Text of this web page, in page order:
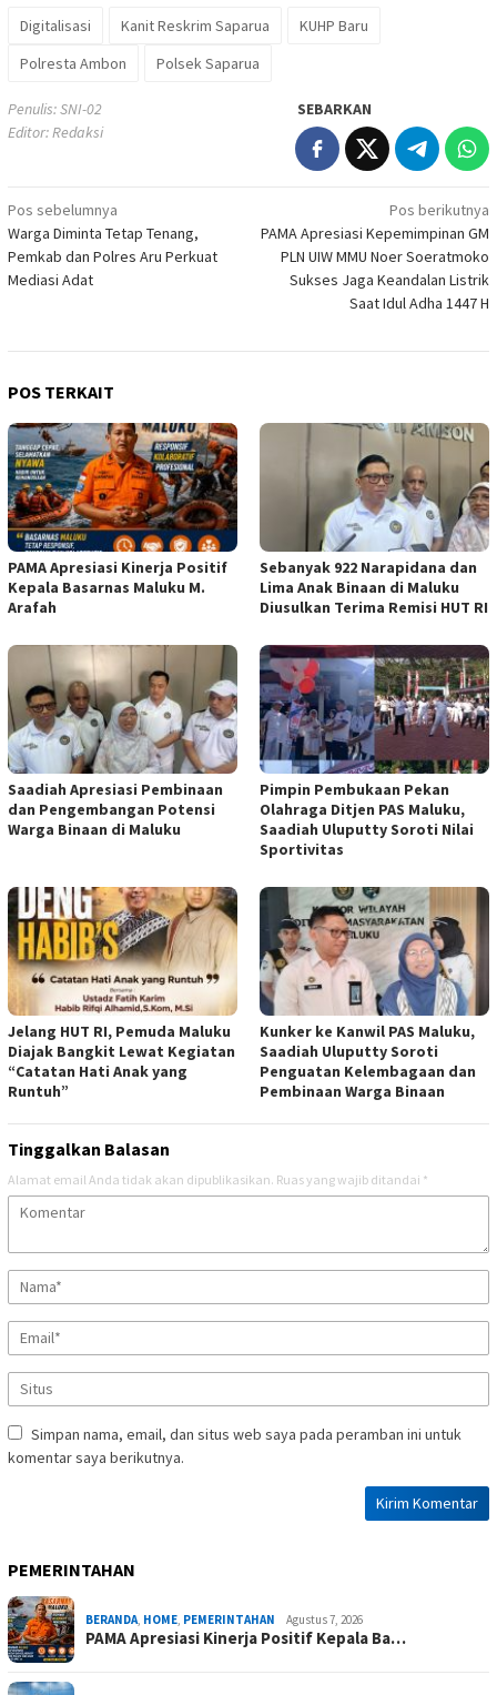
Digitalisasi Kanit Reskrim Saparua
KUHP Baru
Polresta Ambon
Polsek Saparua
Penulis: SNI-02
Editor: Redaksi
SEBARKAN
Navigasi
pos
Pos sebelumnya
Warga Diminta Tetap Tenang,
Pemkab dan Polres Aru Perkuat
Mediasi Adat
Pos berikutnya
PAMA Apresiasi Kepemimpinan GM
PLN UIW MMU Noer Soeratmoko
Sukses Jaga Keandalan Listrik
Saat Idul Adha 1447 H
POS TERKAIT
PAMA Apresiasi Kinerja Positif
Kepala Basarnas Maluku M.
Arafah
Sebanyak 922 Narapidana dan
Lima Anak Binaan di Maluku
Diusulkan Terima Remisi HUT RI
Saadiah Apresiasi Pembinaan
dan Pengembangan Potensi
Warga Binaan di Maluku
Pimpin Pembukaan Pekan
Olahraga Ditjen PAS Maluku,
Saadiah Uluputty Soroti Nilai
Sportivitas
Jelang HUT RI, Pemuda Maluku
Diajak Bangkit Lewat Kegiatan
“Catatan Hati Anak yang
Runtuh”
Kunker ke Kanwil PAS Maluku,
Saadiah Uluputty Soroti
Penguatan Kelembagaan dan
Pembinaan Warga Binaan
Tinggalkan Balasan
Alamat email Anda tidak akan dipublikasikan. Ruas yang wajib ditandai *
Simpan nama, email, dan situs web saya pada peramban ini untuk
komentar saya berikutnya.
PEMERINTAHAN
BERANDA, HOME, PEMERINTAHAN Agustus 7, 2026
PAMA Apresiasi Kinerja Positif Kepala Ba…